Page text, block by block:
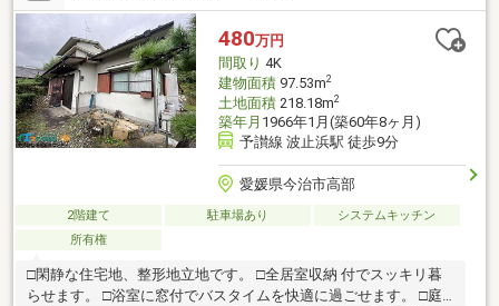
480万円
間取り 4K
建物面積97.53m2
土地面積218.18m2
築年月 1966年1月(築60年8ヶ月)
予讃線 波止浜駅 徒歩9分
愛媛県今治市高部
2階建て 駐車場あり
システムキッチン
所有権
□閑静な住宅地、整形地立地です。 □全居室収納 付でスッキリ暮
らせます。 □浴室に窓付でバスタイムを快適に過ごせます。 □庭